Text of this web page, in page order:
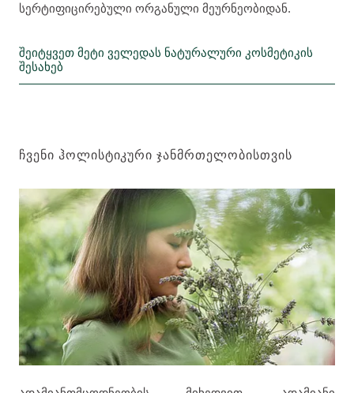
სერტიფიცირებული ორგანული მეურნეობიდან.
შეიტყვეთ მეტი ველედას ნატურალური კოსმეტიკის
შესახებ
ᲩᲕᲔᲜᲘ ᲰᲝᲚᲘᲡᲢᲘᲙᲣᲠᲘ ᲯᲐᲜᲛᲠᲗᲔᲚᲝᲑᲘᲡᲗᲕᲘᲡ